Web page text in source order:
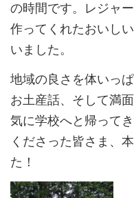
の時間です。レジャ
作ってくれたおいし
いました。
地域の良さを体いっ
お土産話、そして満
気に学校へと帰って
くださった皆さま、
た！